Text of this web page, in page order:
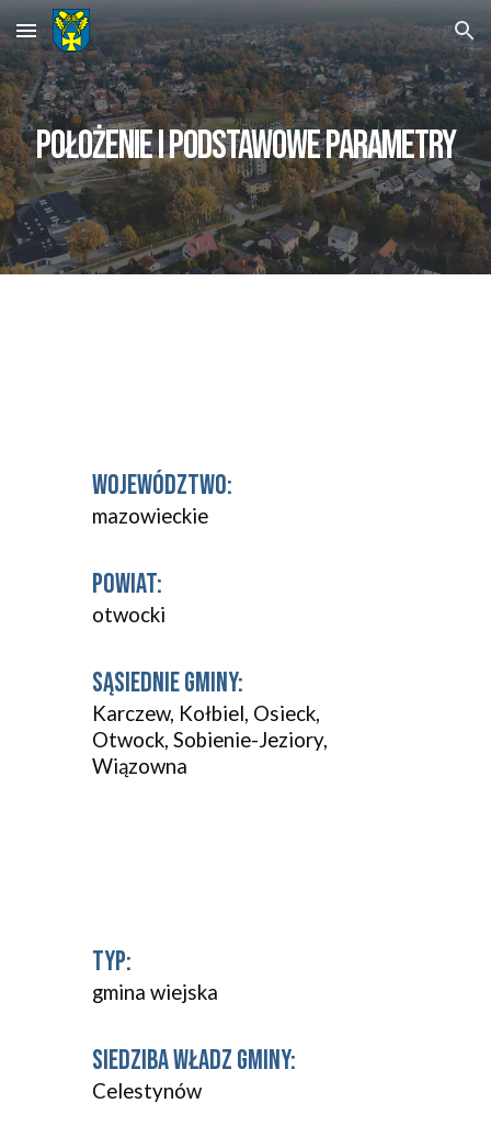
Skip to main content Skip to navigation
POŁOŻENIE I PODSTAWOWE PARAMETRY
WOJEWÓDZTWO:
mazowieckie
POWIAT:
otwocki
SĄSIEDNIE GMINY:
Karczew, Kołbiel, Osieck,
Otwock, Sobienie-Jeziory,
Wiązowna
TYP:
gmina wiejska
SIEDZIBA WŁADZ GMINY:
Celestynów